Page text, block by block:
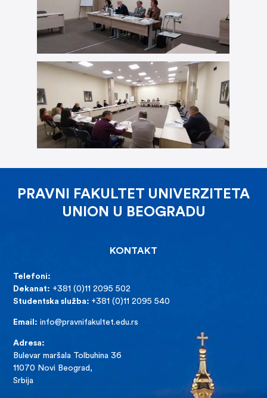
PRAVNI FAKULTET UNIVERZITETA
UNION U BEOGRADU
KONTAKT
Telefoni:
Dekanat: +381 (0)11 2095 502
Studentska služba: +381 (0)11 2095 540
Email: info@pravnifakultet.edu.rs
Adresa:
Bulevar maršala Tolbuhina 36
11070 Novi Beograd,
Srbija